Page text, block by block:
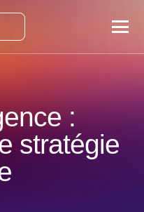
:
stratégie